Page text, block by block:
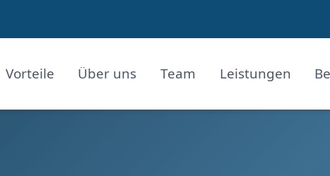
Vorteile Über uns Team Leistungen